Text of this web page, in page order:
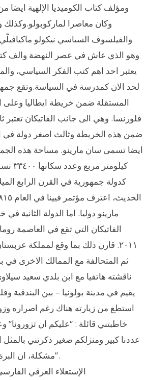
ومؤلف كتاب الكوميديا الإلهية ايضا
وكان معاصرا لماركوبولو.وكذلك
والفيلسوف السياسي نيكولو
وهو الذي عاش في عصر النهضة والف
يعتبر احد اهم كتب الفكر السياسي،
لحد الان كمدرسة في السياسة.وتقع
المستقلة ضمن خريطة ايطاليا
فلورنسا. وهي الى جانب الفاتيكان تعتبر
ضمن هذه الخريطة وثالث اصغر دولة في
كدولة جمهورية في القرن الرابع
مارينو دوليا. اما الدولة الثانية
الفاتيكان التي تقع في العاصمة
٢٠١١. قارن ذلك بما وقع لمملكة
ثم المتحالفة مع الممالك الاخرى في
ناقشته هاتفيا مع ابن بلدي سعيد
يقيم في مدينة بولونيا – بين البندقية
استطع من زيارته هناك رغم اصراره
خاطبتني قائلة : “عليكم ان تزورونا”
عددنا كبير ومنزلكم صغير ذكرتني
مشكلة، ان البرة لنا والداخل لكم”.
الإستعلاء العرقي